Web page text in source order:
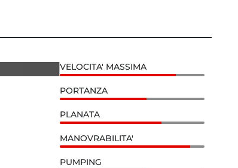
VELOCITA' MASSIMA
PORTANZA
PLANATA
MANOVRABILITA'
PUMPING